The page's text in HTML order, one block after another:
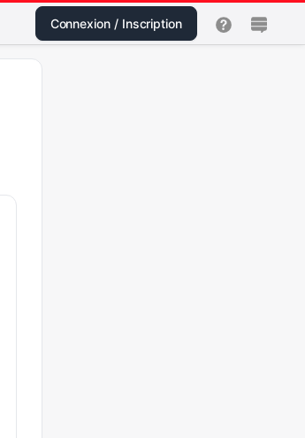
Connexion / Inscription